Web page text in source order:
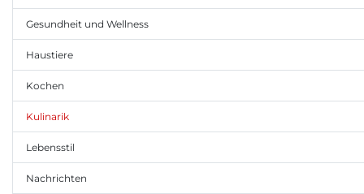
Gesundheit und Wellness
Haustiere
Kochen
Kulinarik
Lebensstil
Nachrichten